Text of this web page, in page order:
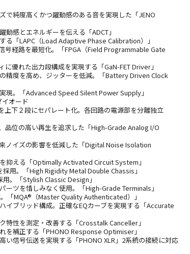
純度高くかつ躍動感のある音を実現した「JENO
感とエネルギーを伝える「ADCT」
「LAPC（Load Adaptive Phase Calibration）」
号経路を最短化。「FPGA（Field Programmable Gate
優れた出力段構成を実現する「GaN-FET Driver」
精度を高め、ジッターを低減。「Battery Driven Clock
現。「Advanced Speed Silent Power Supply」
オード
下２段にセパレート化。各回路の電源部を分離独立
品位の高い再生を追求した「High-Grade Analog I/O
ノイズの影響を低減した「Digital Noise Isolation
抑える「Optimally Activated Circuit System」
用。「High Rigidity Metal Double Chassis」
。「Stylish Classic Design」
ツを惜しみなく使用。「High-Grade Terminals」
「MQA®（Master Quality Authenticated）」
イブリッド構成。正確なEQカーブを実現する「Accurate
性を測定・改善する「Crosstalk Canceller」
補正する「PHONO Response Optimiser」
信号伝送を実現する「PHONO XLR」2系統の接続に対応